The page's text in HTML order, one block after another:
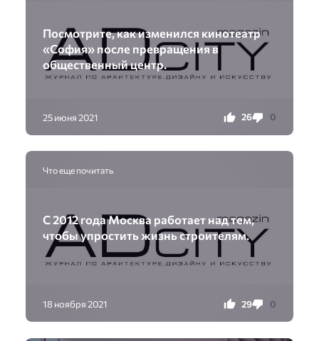
Посмотрите, как изменился кинотеатр
«София» после превращения в
общественный центр.
25 июня 2021 26 0
Что еще почитать
С 2012 года Москва работает над тем,
чтобы упростить жизнь строителям.
18 ноября 2021 29 0